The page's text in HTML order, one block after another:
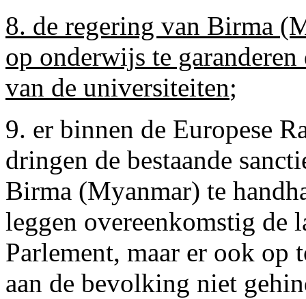
8. de regering van Birma
op onderwijs te
van de universiteiten;
9. er binnen de Europese
dringen de bestaande
Birma (Myanmar) te
leggen overeenkomstig de
Parlement, maar er ook op
aan de bevolking niet